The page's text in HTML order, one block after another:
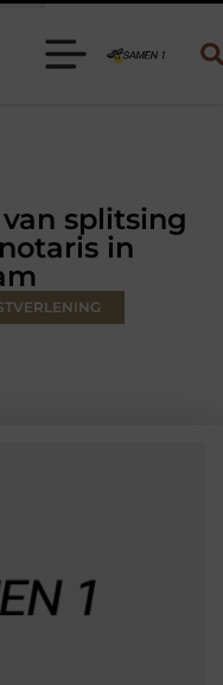
klus
splitsing
in